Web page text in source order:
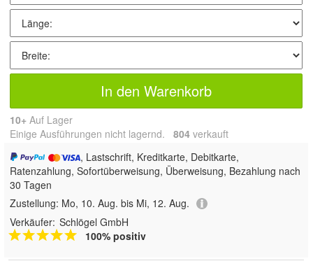
In den Warenkorb
10+ Auf Lager
Einige Ausführungen nicht lagernd. 804 verkauft
, Lastschrift, Kreditkarte, Debitkarte,
Ratenzahlung, Sofortüberweisung, Überweisung, Bezahlung nach
30 Tagen
Zustellung: Mo, 10. Aug. bis Mi, 12. Aug.
Verkäufer: Schlögel GmbH
100% positiv